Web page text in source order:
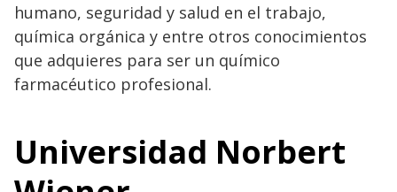
humano, seguridad y salud en el trabajo,
química orgánica y entre otros conocimientos
que adquieres para ser un químico
farmacéutico profesional.
Universidad Norbert